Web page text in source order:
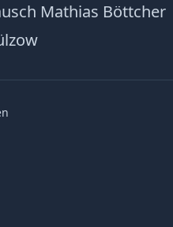
Mathias Böttcher